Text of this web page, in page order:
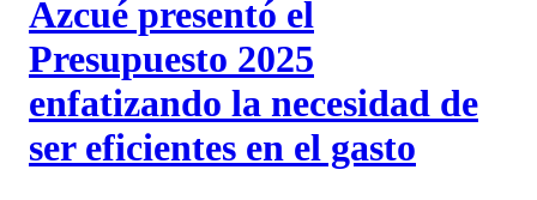
Azcué presentó el
Presupuesto 2025
enfatizando la necesidad de
ser eficientes en el gasto